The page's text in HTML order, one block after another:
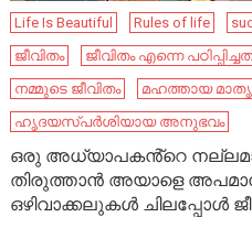
Life Is Beautiful Rules of life
ജീവിതം
ജീവിതം എന്നെ
നമ്മുടെ ജീവിതം
മഹത്തായ
ഹൃദയസ്പർശിയായ അനുഭവം
ഒരു അധ്യാപകൻ്റെ
തിരുത്താൻ അയാളെ
ഒഴിവാക്കലുകൾ ചിലപ്പോൾ